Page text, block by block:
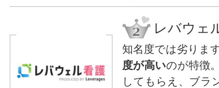
レバウェ
知名度では劣りま
度が高いのが特徴
してもらえ、ブラ